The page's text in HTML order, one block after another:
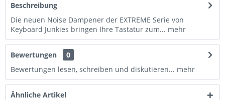
Beschreibung
Die neuen Noise Dampener der EXTREME Serie von
Keyboard Junkies bringen Ihre Tastatur zum... mehr
Bewertungen
0
Bewertungen lesen, schreiben und diskutieren... mehr
Ähnliche Artikel